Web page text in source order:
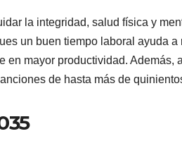
la integridad, salud física y
un buen tiempo laboral ayuda
en mayor productividad. Además,
de hasta más de